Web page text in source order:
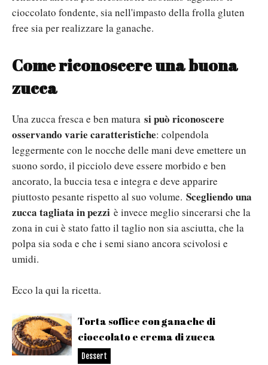
cioccolato fondente, sia nell'impasto della frolla gluten
free sia per realizzare la ganache.
Come riconoscere una buona
zucca
Una zucca fresca e ben matura si può riconoscere
osservando varie caratteristiche: colpendola
leggermente con le nocche delle mani deve emettere un
suono sordo, il picciolo deve essere morbido e ben
ancorato, la buccia tesa e integra e deve apparire
piuttosto pesante rispetto al suo volume. Scegliendo una
zucca tagliata in pezzi è invece meglio sincerarsi che la
zona in cui è stato fatto il taglio non sia asciutta, che la
polpa sia soda e che i semi siano ancora scivolosi e
umidi.
Ecco la qui la ricetta.
Torta soffice con ganache di
cioccolato e crema di zucca
Dessert